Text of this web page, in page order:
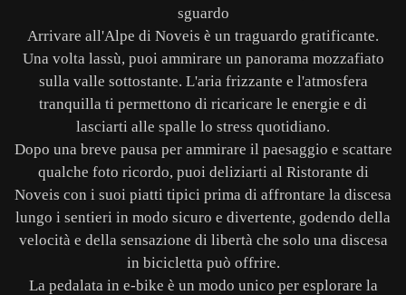
sguardo
Arrivare all'Alpe di Noveis è un traguardo gratificante.
Una volta lassù, puoi ammirare un panorama mozzafiato
sulla valle sottostante. L'aria frizzante e l'atmosfera
tranquilla ti permettono di ricaricare le energie e di
lasciarti alle spalle lo stress quotidiano.
Dopo una breve pausa per ammirare il paesaggio e scattare
qualche foto ricordo, puoi deliziarti al Ristorante di
Noveis con i suoi piatti tipici prima di affrontare la discesa
lungo i sentieri in modo sicuro e divertente, godendo della
velocità e della sensazione di libertà che solo una discesa
in bicicletta può offrire.
La pedalata in e-bike è un modo unico per esplorare la